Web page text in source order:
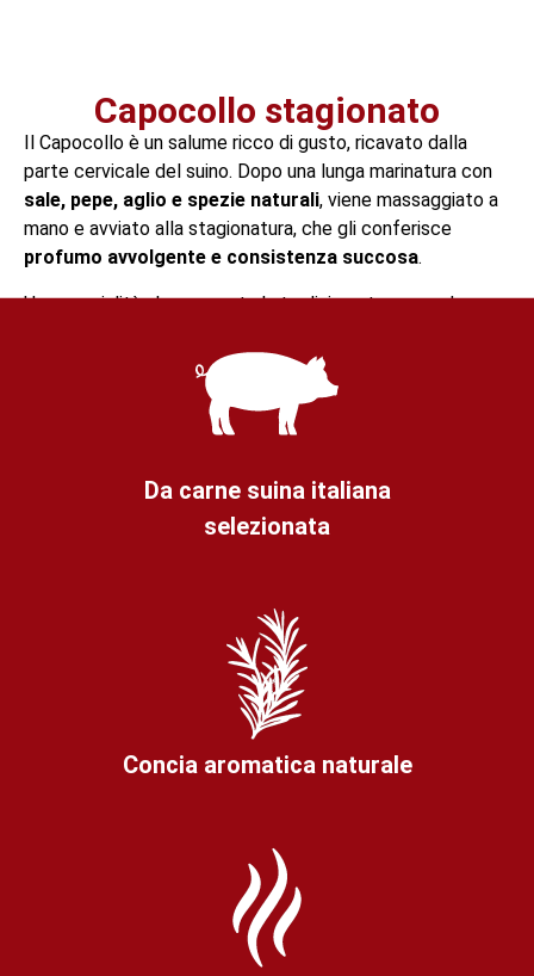
Capocollo stagionato
Il Capocollo è un salume ricco di gusto, ricavato dalla
parte cervicale del suino. Dopo una lunga marinatura con
sale, pepe, aglio e spezie naturali, viene massaggiato a
mano e avviato alla stagionatura, che gli conferisce
profumo avvolgente e consistenza succosa.
Una specialità che racconta la tradizione toscana, da
Da carne suina italiana
selezionata
Concia aromatica naturale